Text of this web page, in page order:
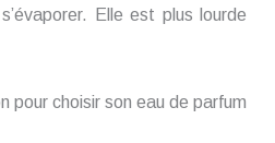
Elle est plus lourde
pour choisir son eau de parfum